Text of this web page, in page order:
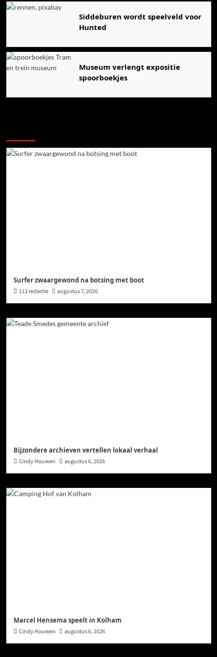
Siddeburen wordt speelveld voor
Hunted
Museum verlengt expositie
spoorboekjes
Surfer zwaargewond na botsing met boot
112 redactie augustus 7, 2026
Bijzondere archieven vertellen lokaal verhaal
Cindy Houwen augustus 6, 2026
Marcel Hensema speelt in Kolham
Cindy Houwen augustus 6, 2026